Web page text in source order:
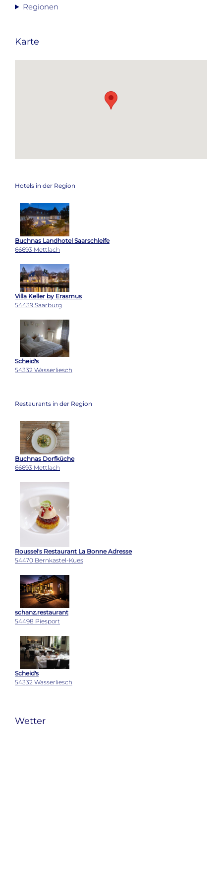
Regionen
Karte
Hotels in der Region
Buchnas Landhotel Saarschleife
66693 Mettlach
Villa Keller by Erasmus
54439 Saarburg
Scheid's
54332 Wasserliesch
Restaurants in der Region
Buchnas Dorfküche
66693 Mettlach
Roussel's Restaurant La Bonne Adresse
54470 Bernkastel-Kues
schanz.restaurant
54498 Piesport
Scheid's
54332 Wasserliesch
Wetter